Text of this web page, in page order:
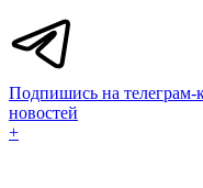
Подпишись на телеграм-
новостей
+